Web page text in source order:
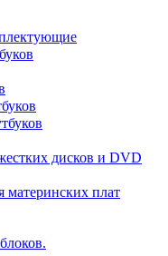
дисков и DVD
материнских плат